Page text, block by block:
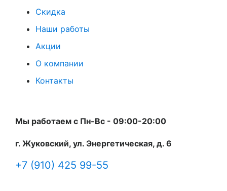
Скидка
Наши работы
Акции
О компании
Контакты
Мы работаем с Пн-Вc - 09:00-20:00
г. Жуковский, ул. Энергетическая, д. 6
+7 (910) 425 99-55